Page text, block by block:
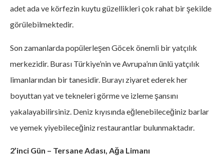
adet ada ve körfezin kuytu güzellikleri çok rahat bir şekilde
görülebilmektedir.
Son zamanlarda popülerleşen Göcek önemli bir yatçılık
merkezidir. Burası Türkiye’nin ve Avrupa’nın ünlü yatçılık
limanlarından bir tanesidir. Burayı ziyaret ederek her
boyuttan yat ve tekneleri görme ve izleme şansını
yakalayabilirsiniz. Deniz kıyısında eğlenebileceğiniz barlar
ve yemek yiyebileceğiniz restaurantlar bulunmaktadır.
2’inci Gün – Tersane Adası, Ağa Limanı